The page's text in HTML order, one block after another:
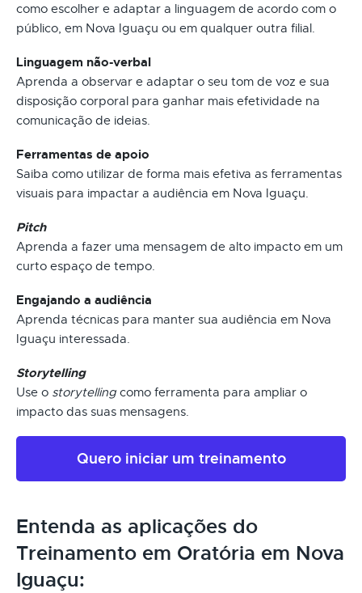
como escolher e adaptar a linguagem de acordo com o
público, em Nova Iguaçu ou em qualquer outra filial.
Linguagem não-verbal
Aprenda a observar e adaptar o seu tom de voz e sua
disposição corporal para ganhar mais efetividade na
comunicação de ideias.
Ferramentas de apoio
Saiba como utilizar de forma mais efetiva as ferramentas
visuais para impactar a audiência em Nova Iguaçu.
Pitch
Aprenda a fazer uma mensagem de alto impacto em um
curto espaço de tempo.
Engajando a audiência
Aprenda técnicas para manter sua audiência em Nova
Iguaçu interessada.
Storytelling
Use o storytelling como ferramenta para ampliar o
impacto das suas mensagens.
Quero iniciar um treinamento
Entenda as aplicações do
Treinamento em Oratória em Nova
Iguaçu: